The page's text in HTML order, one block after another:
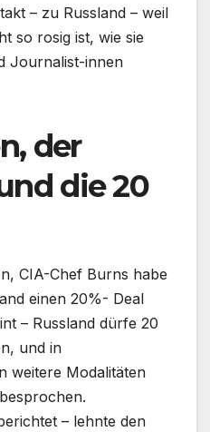
– zu Russland – weil
so rosig ist, wie sie
Journalist-innen
der
die 20
CIA-Chef Burns habe
einen 20%- Deal
– Russland dürfe 20
und in
weitere Modalitäten
– lehnte den